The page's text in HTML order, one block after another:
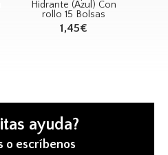
Hidrante (Azul) Con
rollo 15 Bolsas
1,45€
ayuda?
o escríbenos